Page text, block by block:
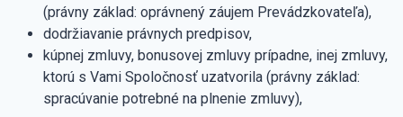
(právny základ: oprávnený záujem Prevádzkovateľa),
dodržiavanie právnych predpisov,
kúpnej zmluvy, bonusovej zmluvy prípadne, inej zmluvy,
ktorú s Vami Spoločnosť uzatvorila (právny základ:
spracúvanie potrebné na plnenie zmluvy),